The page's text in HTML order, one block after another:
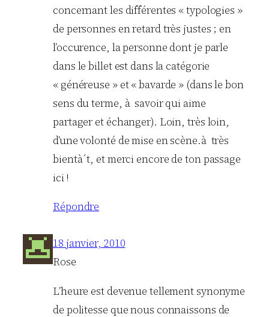
concernant les différentes « typologies »
de personnes en retard très justes ; en
l’occurence, la personne dont je parle
dans le billet est dans la catégorie
« généreuse » et « bavarde » (dans le bon
sens du terme, à savoir qui aime
partager et échanger). Loin, très loin,
d’une volonté de mise en scène.à très
bientà´t, et merci encore de ton passage
ici !
Répondre
18 janvier, 2010
Rose
L’heure est devenue tellement synonyme
de politesse que nous connaissons de